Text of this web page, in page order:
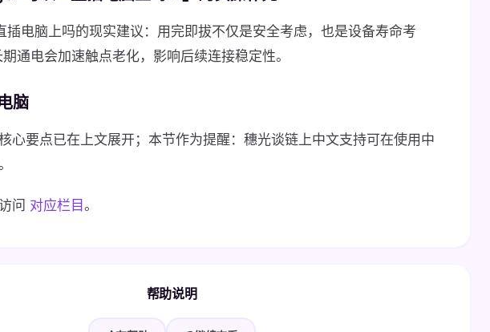
电脑上吗的现实建议：用完即拔不仅是安全考虑，也是设备寿命考
通电会加速触点老化，影响后续连接稳定性。
脑
心要点已在上文展开；本节作为提醒：穗光谈链上中文支持可在使用中
问 对应栏目 。
帮助说明